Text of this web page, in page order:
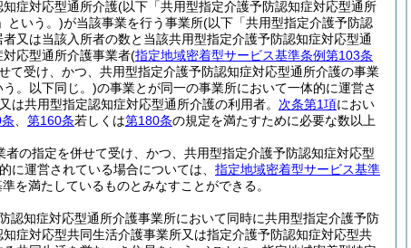
症対応型通所介護(以下「共用型指定介護予防認知症対応型通所
という。)が当該事業を行う事業所(以下「共用型指定介護予防認
又は当該入所者の数と当該共用型指定介護予防認知症対応型通
応型通所介護事業者(指定地域密着型サービス基準条例第103条
て受け、かつ、共用型指定介護予防認知症対応型通所介護の事業
。以下同じ。)の事業とが同一の事業所において一体的に運営さ
共用型指定認知症対応型通所介護の利用者。 次条第1項におい
第160条若しくは第180条の規定を満たすために必要な数以上
の指定を併せて受け、かつ、共用型指定介護予防認知症対応型
運営されている場合については、 指定地域密着型サービス基準
を満たしているものとみなすことができる。
認知症対応型通所介護事業所において同時に共用型指定介護予防
知症対応型共同生活介護事業所又は指定介護予防認知症対応型共